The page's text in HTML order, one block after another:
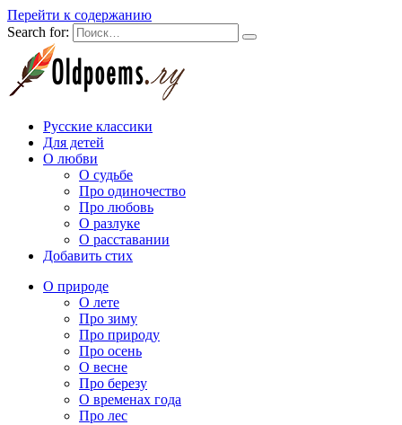
Перейти к содержанию
Search for:
Русские классики
Для детей
О любви
О судьбе
Про одиночество
Про любовь
О разлуке
О расставании
Добавить стих
О природе
О лете
Про зиму
Про природу
Про осень
О весне
Про березу
О временах года
Про лес